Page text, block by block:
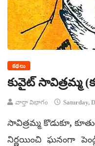
కథలు
కువైట్ సావిత్రమ్మ
వార్తా విభాగం Saturday,
సావిత్రమ్మ కొడుకూ,
నిర్ణయించి ఘనంగా